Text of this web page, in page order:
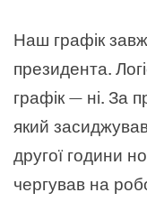
Наш графік
президента.
графік — ні. За
який
другої години
чергував на